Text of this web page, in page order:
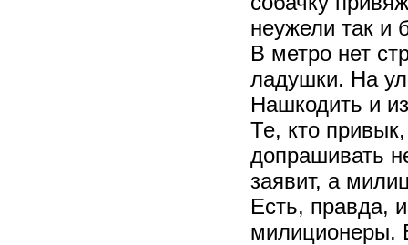
неужели так и
В метро нет
ладушки. На
Нашкодить и
Те, кто
допрашивать
заявит, а
Есть, правда,
милиционеры.